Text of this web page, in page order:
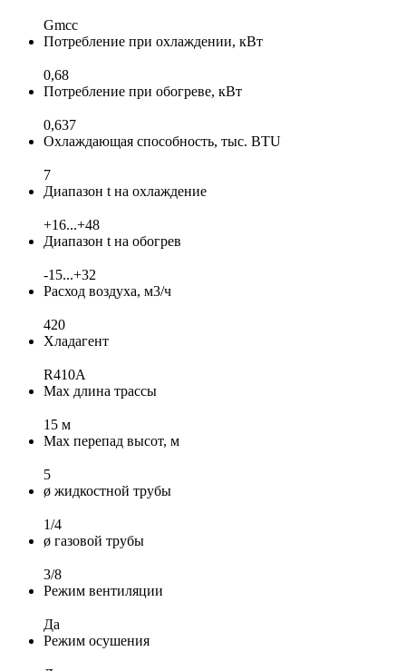
Gmcc
Потребление при охлаждении, кВт
0,68
Потребление при обогреве, кВт
0,637
Охлаждающая способность, тыс. BTU
7
Диапазон t на охлаждение
+16...+48
Диапазон t на обогрев
-15...+32
Расход воздуха, м3/ч
420
Хладагент
R410A
Max длина трассы
15 м
Max перепад высот, м
5
ø жидкостной трубы
1/4
ø газовой трубы
3/8
Режим вентиляции
Да
Режим осушения